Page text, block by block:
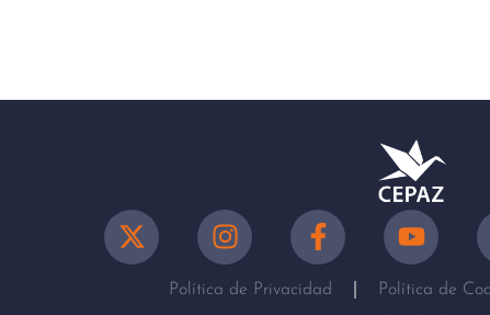
Política de Privacidad Política de